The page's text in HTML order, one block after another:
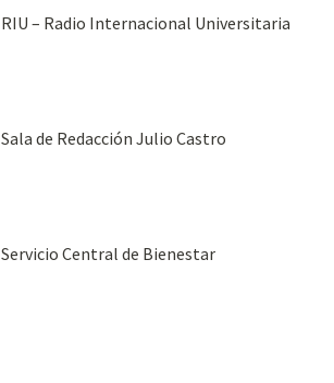
RIU – Radio Internacional Universitaria
Sala de Redacción Julio Castro
Servicio Central de Bienestar